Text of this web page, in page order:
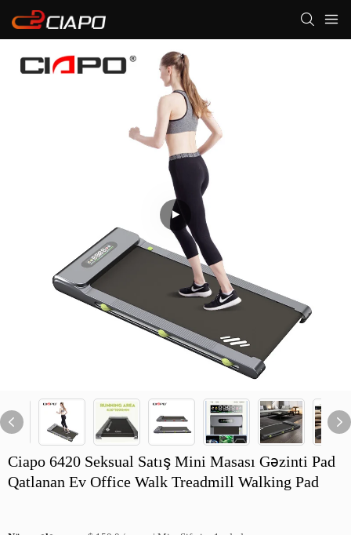
Ciapo 6420 Seksual Satış Mini Masası Gəzinti Pad
Qatlanan Ev Office Walk Treadmill Walking Pad